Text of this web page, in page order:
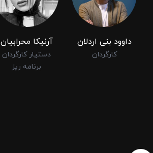
داوود بنی اردلان
کارگردان
آرنیکا محرابیان
دستیار کارگردان
برنامه ریز